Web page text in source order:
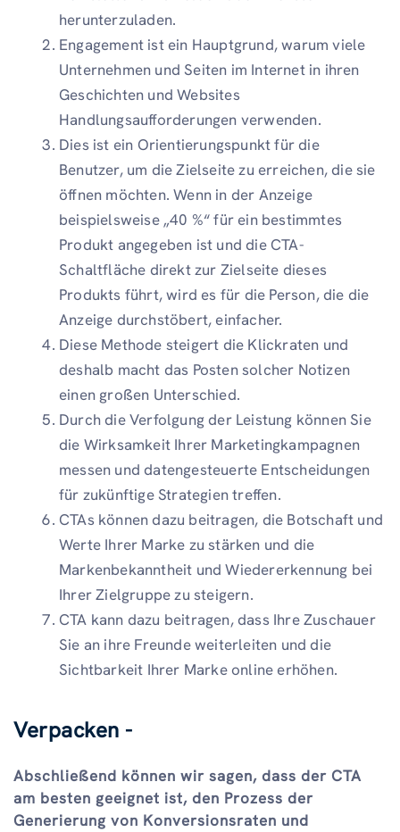
herunterzuladen.
Engagement ist ein Hauptgrund, warum viele
Unternehmen und Seiten im Internet in ihren
Geschichten und Websites
Handlungsaufforderungen verwenden.
Dies ist ein Orientierungspunkt für die
Benutzer, um die Zielseite zu erreichen, die sie
öffnen möchten. Wenn in der Anzeige
beispielsweise „40 %“ für ein bestimmtes
Produkt angegeben ist und die CTA-
Schaltfläche direkt zur Zielseite dieses
Produkts führt, wird es für die Person, die die
Anzeige durchstöbert, einfacher.
Diese Methode steigert die Klickraten und
deshalb macht das Posten solcher Notizen
einen großen Unterschied.
Durch die Verfolgung der Leistung können Sie
die Wirksamkeit Ihrer Marketingkampagnen
messen und datengesteuerte Entscheidungen
für zukünftige Strategien treffen.
CTAs können dazu beitragen, die Botschaft und
Werte Ihrer Marke zu stärken und die
Markenbekanntheit und Wiedererkennung bei
Ihrer Zielgruppe zu steigern.
CTA kann dazu beitragen, dass Ihre Zuschauer
Sie an ihre Freunde weiterleiten und die
Sichtbarkeit Ihrer Marke online erhöhen.
Verpacken -
Abschließend können wir sagen, dass der CTA
am besten geeignet ist, den Prozess der
Generierung von Konversionsraten und